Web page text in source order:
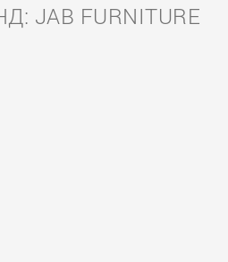
FURNITURE